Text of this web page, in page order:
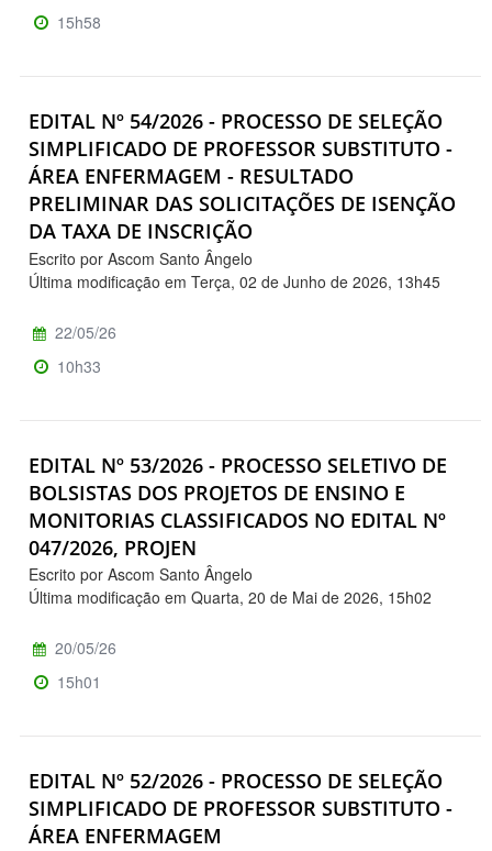
15h58
EDITAL Nº 54/2026 - PROCESSO DE SELEÇÃO
SIMPLIFICADO DE PROFESSOR SUBSTITUTO -
ÁREA ENFERMAGEM - RESULTADO
PRELIMINAR DAS SOLICITAÇÕES DE ISENÇÃO
DA TAXA DE INSCRIÇÃO
Escrito por Ascom Santo Ângelo
Última modificação em Terça, 02 de Junho de 2026, 13h45
22/05/26
10h33
EDITAL Nº 53/2026 - PROCESSO SELETIVO DE
BOLSISTAS DOS PROJETOS DE ENSINO E
MONITORIAS CLASSIFICADOS NO EDITAL Nº
047/2026, PROJEN
Escrito por Ascom Santo Ângelo
Última modificação em Quarta, 20 de Mai de 2026, 15h02
20/05/26
15h01
EDITAL Nº 52/2026 - PROCESSO DE SELEÇÃO
SIMPLIFICADO DE PROFESSOR SUBSTITUTO -
ÁREA ENFERMAGEM